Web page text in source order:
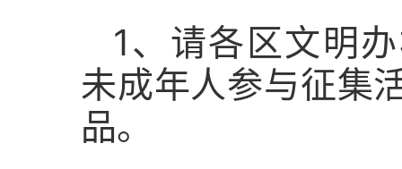
1、请各区文明
未成年人参与征集
品。